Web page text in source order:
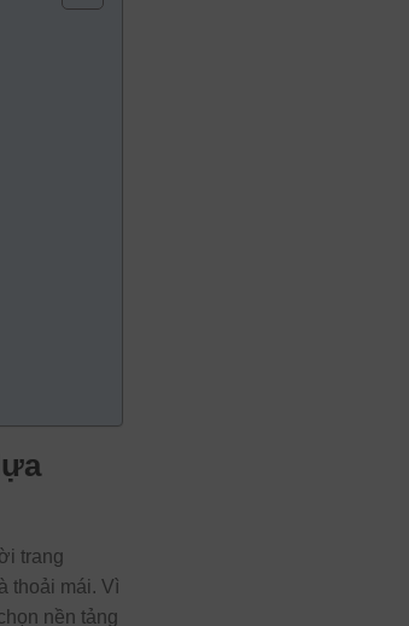
trang
thoải mái. Vì
nền tảng